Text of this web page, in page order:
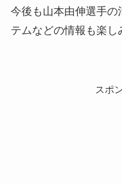
今後も山本由伸選手の
テムなどの情報も楽し
スポ